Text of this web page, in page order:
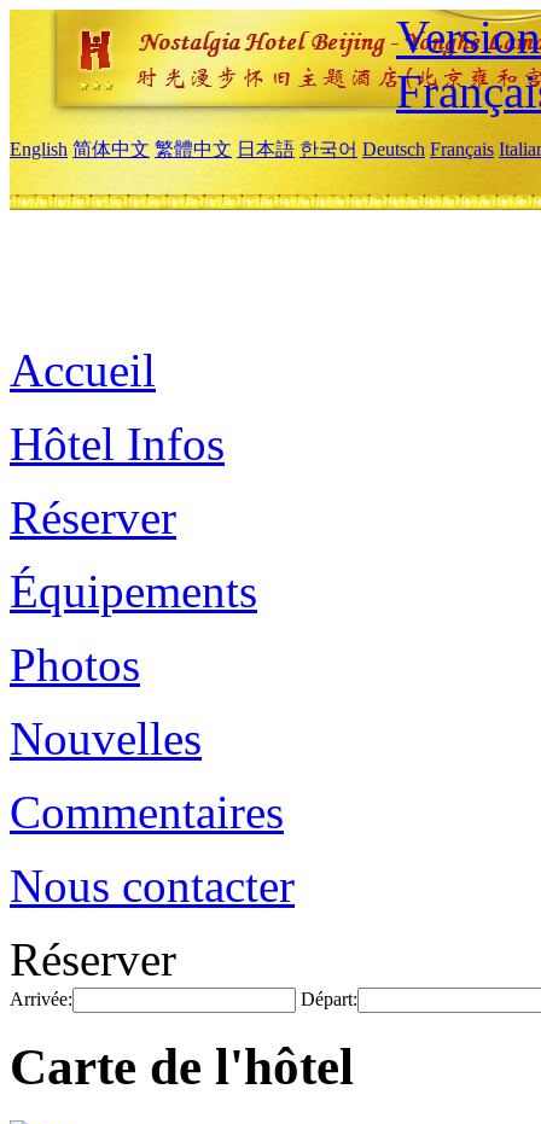
English 简体中文 繁體中文 日本語 한국어 Deutsch Français
Accueil
Hôtel Infos
Réserver
Équipements
Photos
Nouvelles
Commentaires
Nous contacter
Réserver
Arrivée: Départ:
Carte de l'hôtel